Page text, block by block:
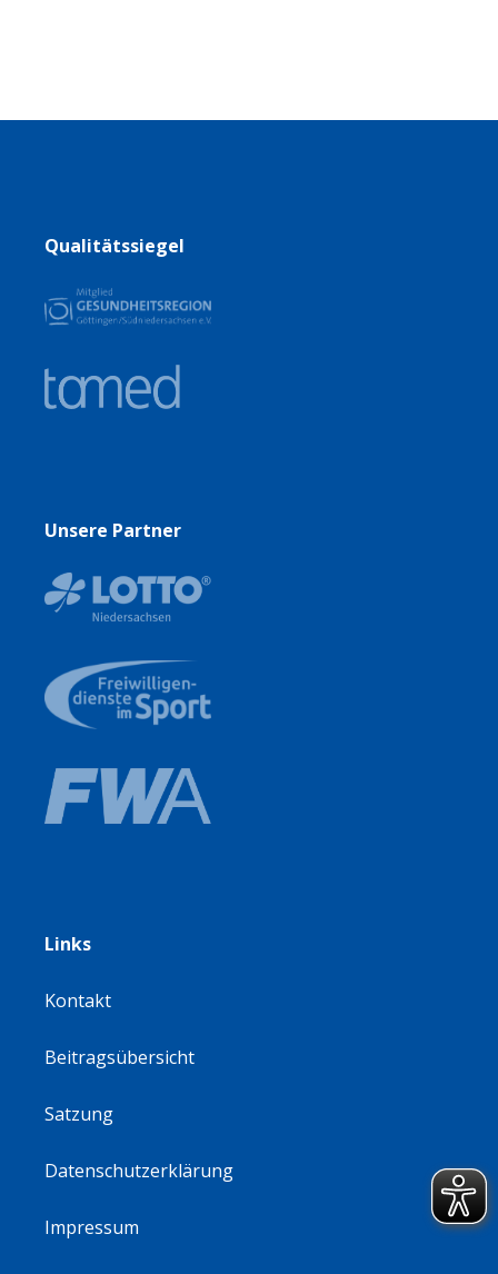
Qualitätssiegel
Unsere Partner
Links
Kontakt
Beitragsübersicht
Satzung
Datenschutzerklärung
Impressum